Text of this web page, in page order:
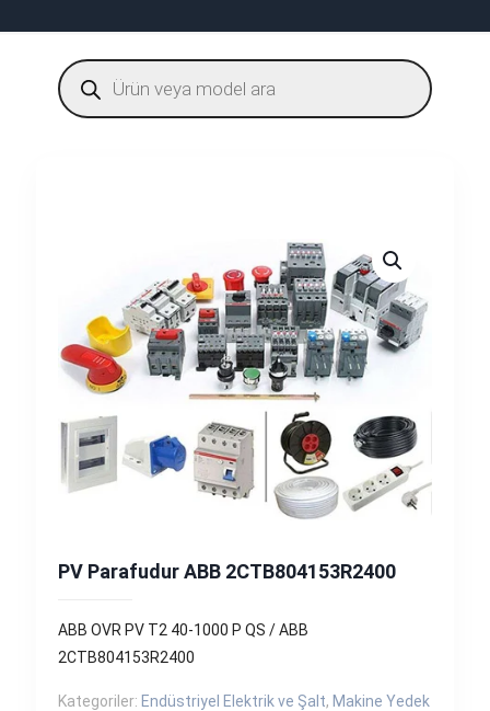
Products
search
PV Parafudur ABB 2CTB804153R2400
ABB OVR PV T2 40-1000 P QS / ABB
2CTB804153R2400
Kategoriler: Endüstriyel Elektrik ve Şalt, Makine Yedek